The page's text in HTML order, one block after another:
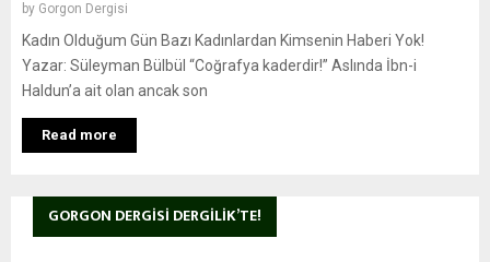
by Gorgon Dergisi
Kadın Olduğum Gün Bazı Kadınlardan Kimsenin Haberi Yok!
Yazar: Süleyman Bülbül “Coğrafya kaderdir!” Aslında İbn-i
Haldun’a ait olan ancak son
Read more
GORGON DERGISI DERGILIK’TE!